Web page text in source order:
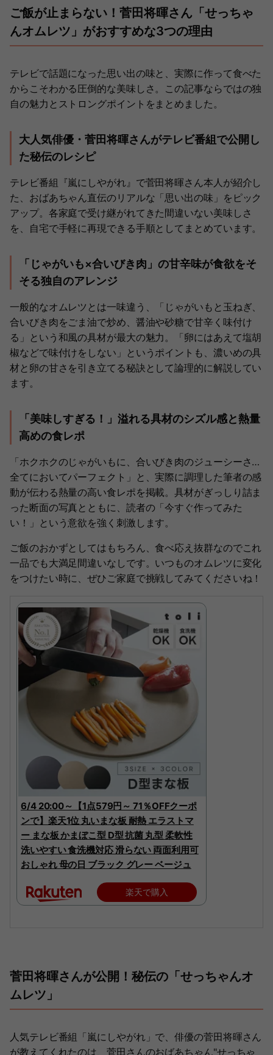
ご飯が止まらない！菅田将暉さん「せっちゃ
んオムレツ」がおすすめな3つの理由
テレビで話題になった思い出の味と、実際に作って食べた
からこそわかる圧倒的な美味しさ。この記事ならではの独
自の魅力とストロングポイントをまとめました。
大人気俳優・菅田将暉さんがテレビ番組で公開し
た秘伝のレシピ
テレビ番組『嵐にしやがれ』で菅田将暉さん本人が紹介し
た、おばあちゃん直伝のリアルな「思い出の味」をピック
アップ。各家庭で受け継がれてきた間違いない美味しさ
を、自宅で手軽に再現できる手順としてまとめています。
「じゃがいも×合いびき肉」の甘辛味が食欲をそ
そる独自のアレンジ
一般的なオムレツとは一味違う、「じゃがいもと玉ねぎ、
合いびき肉をごま油で炒め、醤油や砂糖で甘辛く味付け
る」という和風の具材が最大の魅力。「卵にはあえて塩胡
椒などで味付けをしない」というポイントも、濃いめの具
材と卵の甘さを引き立てる秘訣として論理的に解説してい
ます。
「美味しすぎる！」溢れる具材のシズル感と熱量
高めの食レポ
「ホクホクのじゃがいもに、合いびき肉のジューシーさ…
全てにおいてパーフェクト」と、実際に調理した筆者の感
動が伝わる熱量の高い食レポを掲載。具材がぎっしり詰ま
った断面の写真とともに、読者の「今すぐ作ってみた
い！」という意欲を強く刺激します。
ご飯のおかずとしてはもちろん、食べ応え抜群なのでこれ
一品でも大満足間違いなしです。いつものオムレツに変化
をつけたい時に、ぜひご家庭で挑戦してみてくださいね！
6/4 20:00～【1点579円～ 71％OFFクーポ
ンで】楽天1位 丸いまな板 耐熱 エラストマ
ー まな板 かまぼこ型 D型 抗菌 丸型 柔軟性
洗いやすい 食洗機対応 滑らない 両面利用可
おしゃれ 母の日 ブラック グレー ベージュ
楽天で購入
菅田将暉さんが公開！秘伝の「せっちゃんオ
ムレツ」
人気テレビ番組「嵐にしやがれ」で、俳優の菅田将暉さん
が教えてくれたのは、菅田さんのおばあちゃん"せっちゃ